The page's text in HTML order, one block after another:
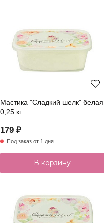
Мастика "Сладкий шелк" белая
0,25 кг
179 ₽
Под заказ от 1 дня
В корзину